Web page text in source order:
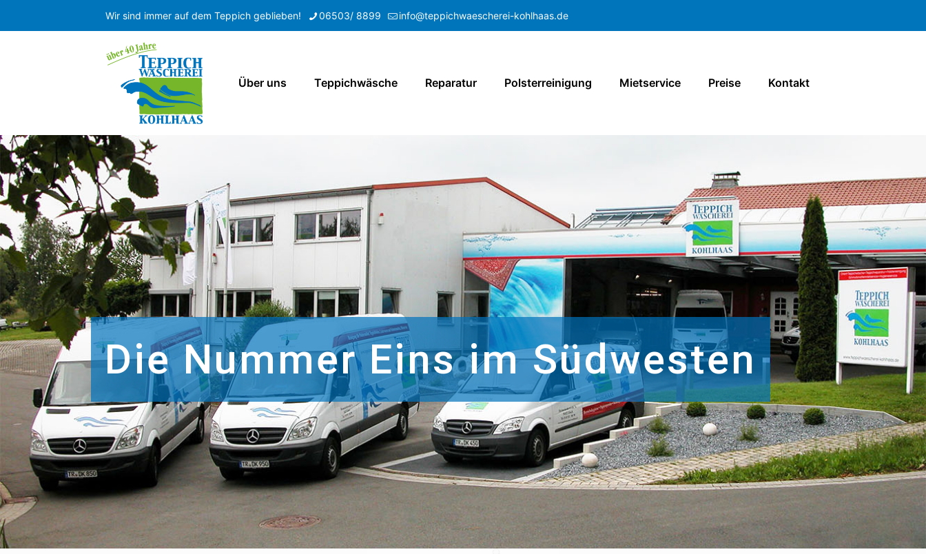
Wir sind immer auf dem Teppich geblieben! 06503/ 8899 info@teppichwaescherei-kohlhaas.de
Über uns Teppichwäsche Reparatur Polsterreinigung Mietservice Preise Kontakt
Die Nummer Eins im Südwesten